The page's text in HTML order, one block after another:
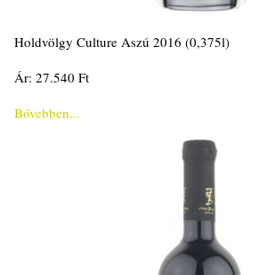
Holdvölgy Culture Aszú 2016 (0,375l)
Ár: 27.540 Ft
Bővebben...